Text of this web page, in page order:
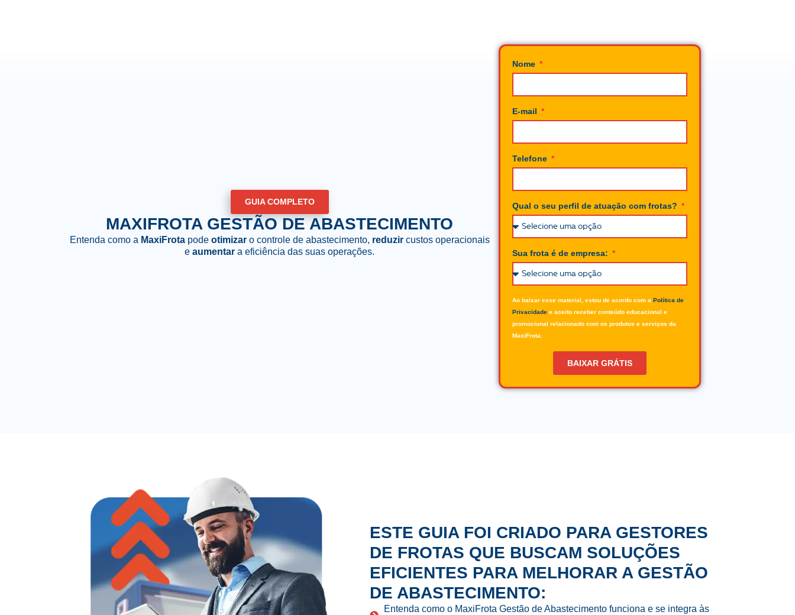
GUIA COMPLETO
MAXIFROTA GESTÃO DE ABASTECIMENTO
Entenda como a MaxiFrotapode otimizaro controle de abastecimento, reduzircustos operacionais
e aumentar a eficiência das suas operações.
Nome
E-mail
Telefone
Qual o seu perfil de atuação com frotas?
Sua frota é de empresa:
Ao baixar esse material, estou de acordo com a Política de
Privacidade e aceito receber conteúdo educacional e
promocional relacionado com os produtos e serviços da
MaxiFrota.
BAIXAR GRÁTIS
ESTE GUIA FOI CRIADO PARA GESTORES
DE FROTAS QUE BUSCAM SOLUÇÕES
EFICIENTES PARA MELHORAR A GESTÃO
DE ABASTECIMENTO:
Entenda como o MaxiFrota Gestão de Abastecimento funciona e se integra às